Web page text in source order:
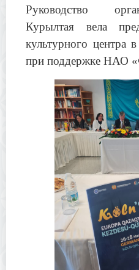
Руководство
Курылтая вела
культурного центра
при поддержке НАО